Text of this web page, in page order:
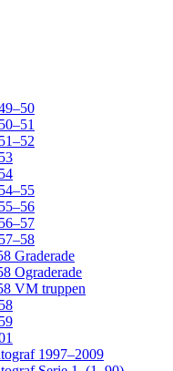
Graderade
Ograderade
VM truppen
1997–2009